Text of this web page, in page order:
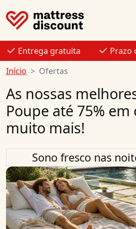
Entrega gratuita
Prazo
Início
Ofertas
As nossas
Poupe até 75% em
muito mais!
Sono fresco nas